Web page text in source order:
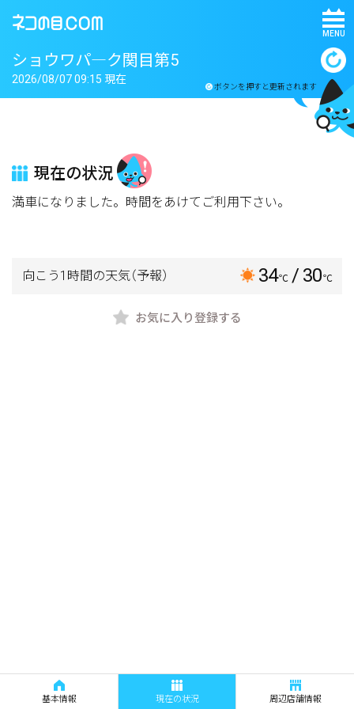
MENU
ショウワパ―ク関目第5
ボタンを押すと更新されます
2026/08/07 09:15 現在
現在の状況
満車になりました。時間をあけてご利用下さい。
向こう1時間の天気（予報） 34℃ / 30℃
お気に入り登録する
基本情報 現在の状況 周辺店舗情報